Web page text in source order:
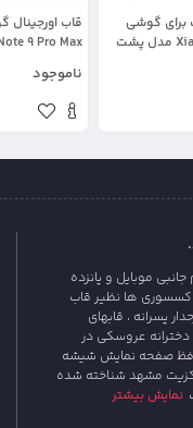
برای گوشی
Xiaomi Redmi Note 9 Pro Max مدل پشت
ناموجود
موبایل و پانزده
ها نظیر قاب
پسرانه ، قابهای
عروسکی در
صفحه نمایش شیشه
مشهد شناخته شده
نمایش بیشتر